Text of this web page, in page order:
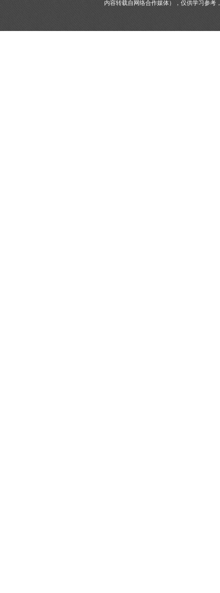
内容转载自网络合作媒体），仅供学习参